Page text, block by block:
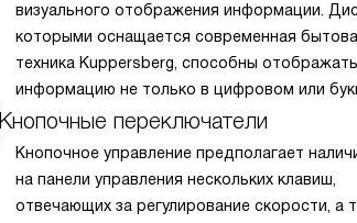
визуального отображения информации.
которыми оснащается современная
техника Kuppersberg, способны отображать
информацию не только в цифровом или
виде, но и в символьном, и в графическом.
Кнопочные переключатели
Кнопочное управление предполагает
на панели управления нескольких клавиш,
отвечающих за регулирование скорости, а